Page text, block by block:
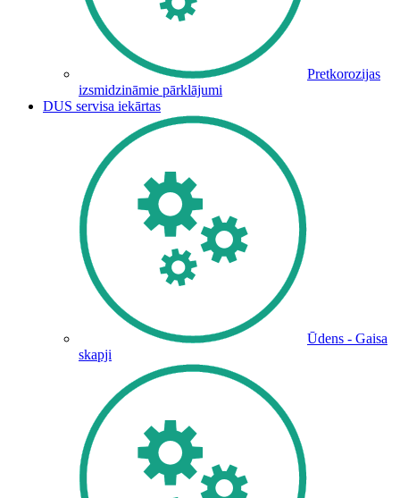
Pretkorozijas
izsmidzināmie pārklājumi
DUS servisa iekārtas
Ūdens - Gaisa
skapji